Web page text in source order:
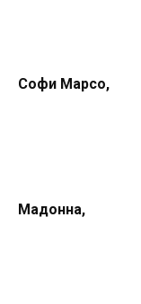
Софи Марсо,
Мадонна,